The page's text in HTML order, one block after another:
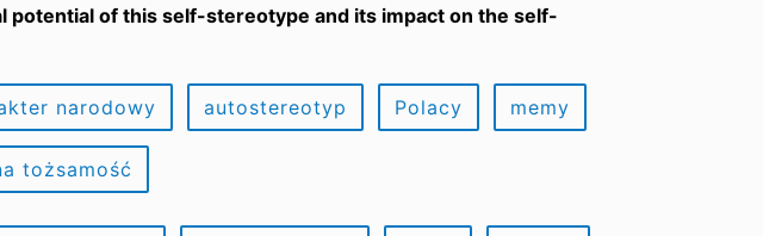
potential of this self-stereotype and its impact on the self-
narodowy autostereotyp Polacy memy
tożsamość